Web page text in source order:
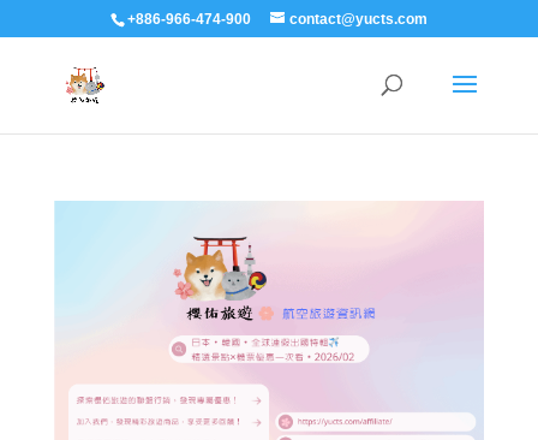
+886-966-474-900 contact@yucts.com